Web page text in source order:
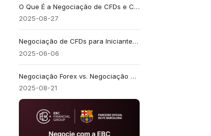
O Que É a Negociação de CFDs e Como Ela Funciona? Um Guia Claro
2025-08-27
Negociação de CFDs para Iniciantes: Como Começar Passo a Passo
2025-06-06
Negociação Forex vs. Negociação de Ações: Qual Você Deve Escolher Entre Esses Dois Tipos de Negociação?
2025-08-21